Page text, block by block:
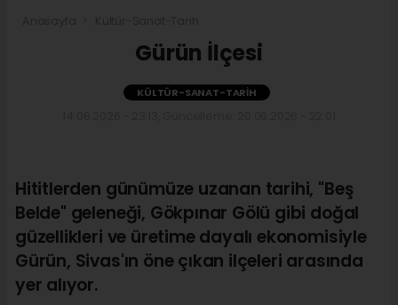
Gürün İlçesi
KÜLTÜR-SANAT-TARIH
Hititlerden günümüze uzanan tarihi, "Beş
Belde" geleneği, Gökpınar Gölü gibi doğal
güzellikleri ve üretime dayalı ekonomisiyle
Gürün, Sivas'ın öne çıkan ilçeleri arasında
yer alıyor.